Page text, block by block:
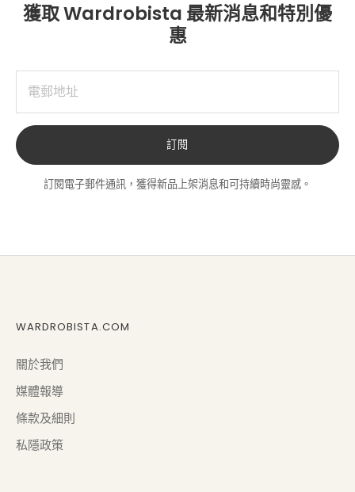
獲取 Wardrobista 最新消息和特別優
惠
訂閱
訂閱電子郵件通訊，獲得新品上架消息和可持續時尚靈感。
WARDROBISTA.COM
關於我們
媒體報導
條款及細則
私隱政策